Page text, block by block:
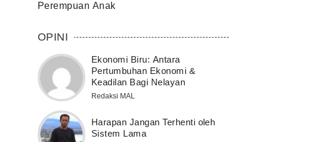
Perempuan Anak
OPINI
Ekonomi Biru: Antara
Pertumbuhan Ekonomi &
Keadilan Bagi Nelayan
Redaksi MAL
Harapan Jangan Terhenti oleh
Sistem Lama